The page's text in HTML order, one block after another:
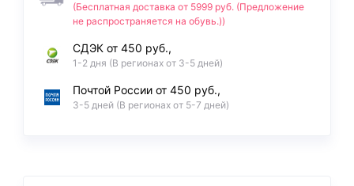
(Бесплатная доставка от 5999 руб. (Предложение
не распространяется на обувь.))
СДЭК от 450 руб.,
1-2 дня (В регионах от 3-5 дней)
Почтой России от 450 руб.,
3-5 дней (В регионах от 5-7 дней)